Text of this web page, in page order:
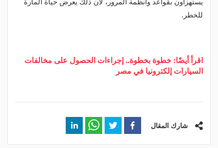
يستهزأون بقواعد وأنظمة المرور، لأن ذلك يعرض حياة المارة
للخطر.
اقرأ أيضًا: خطوة بخطوة.. إجراءات الحصول على مخالفات
السيارات إلكترونيا في مصر
شارك المقال